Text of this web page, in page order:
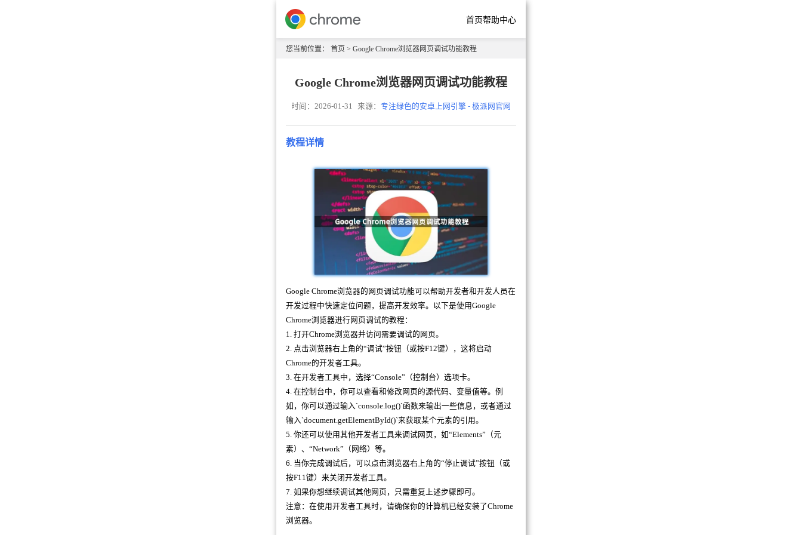
首页帮助中心
您当前位置： 首页 > Google Chrome浏览器网页调试功能教程
Google Chrome浏览器网页调试功能教程
时间：2026-01-31 来源：专注绿色的安卓上网引擎 - 极派网官网
教程详情
Google Chrome浏览器的网页调试功能可以帮助开发者和开发人员在
开发过程中快速定位问题，提高开发效率。以下是使用Google
Chrome浏览器进行网页调试的教程：
1. 打开Chrome浏览器并访问需要调试的网页。
2. 点击浏览器右上角的“调试”按钮（或按F12键），这将启动
Chrome的开发者工具。
3. 在开发者工具中，选择“Console”（控制台）选项卡。
4. 在控制台中，你可以查看和修改网页的源代码、变量值等。例
如，你可以通过输入`console.log()`函数来输出一些信息，或者通过
输入`document.getElementById()`来获取某个元素的引用。
5. 你还可以使用其他开发者工具来调试网页，如“Elements”（元
素）、“Network”（网络）等。
6. 当你完成调试后，可以点击浏览器右上角的“停止调试”按钮（或
按F11键）来关闭开发者工具。
7. 如果你想继续调试其他网页，只需重复上述步骤即可。
注意：在使用开发者工具时，请确保你的计算机已经安装了Chrome
浏览器。